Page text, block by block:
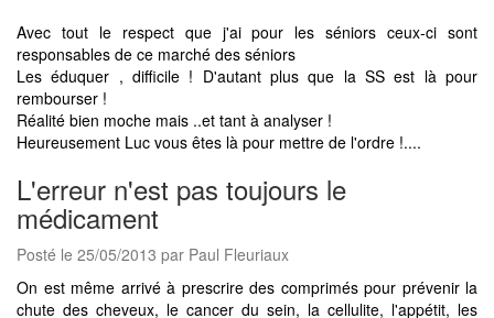
Avec tout le respect que j'ai pour les séniors ceux-ci sont
responsables de ce marché des séniors
Les éduquer , difficile ! D'autant plus que la SS est là pour
rembourser !
Réalité bien moche mais ..et tant à analyser !
Heureusement Luc vous êtes là pour mettre de l'ordre !....
L'erreur n'est pas toujours le
médicament
Posté le 25/05/2013 par Paul Fleuriaux
On est même arrivé à prescrire des comprimés pour prévenir la
chute des cheveux, le cancer du sein, la cellulite, l'appétit, les